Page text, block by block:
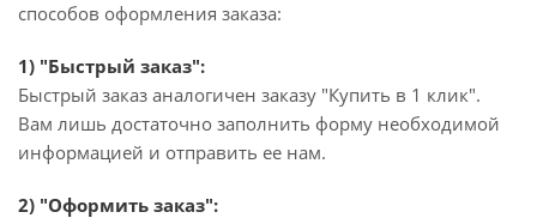
способов оформления заказа:
1) "Быстрый заказ":
Быстрый заказ аналогичен заказу "Купить в 1 клик".
Вам лишь достаточно заполнить форму необходимой
информацией и отправить ее нам.
2) "Оформить заказ":